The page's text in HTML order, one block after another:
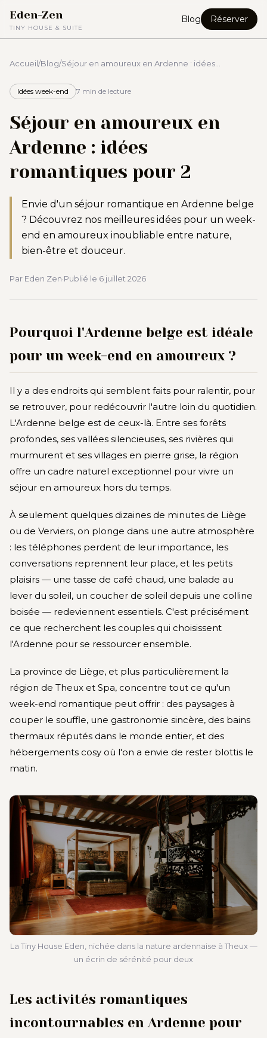
Eden-Zen
TINY HOUSE & SUITE
Blog Réserver
Accueil/Blog/Séjour en amoureux en Ardenne : idées
Idées week-end 7 min de lecture
Séjour en amoureux en
Ardenne : idées
romantiques pour 2
Envie d'un séjour romantique en Ardenne belge
? Découvrez nos meilleures idées pour un week-
end en amoureux inoubliable entre nature,
bien-être et douceur.
Par Eden Zen·Publié le 6 juillet 2026
Pourquoi l'Ardenne belge est idéale
pour un week-end en amoureux ?
Il y a des endroits qui semblent faits pour ralentir, pour
se retrouver, pour redécouvrir l'autre loin du quotidien.
L'Ardenne belge est de ceux-là. Entre ses forêts
profondes, ses vallées silencieuses, ses rivières qui
murmurent et ses villages en pierre grise, la région
offre un cadre naturel exceptionnel pour vivre un
séjour en amoureux hors du temps.
À seulement quelques dizaines de minutes de Liège
ou de Verviers, on plonge dans une autre atmosphère
: les téléphones perdent de leur importance, les
conversations reprennent leur place, et les petits
plaisirs — une tasse de café chaud, une balade au
lever du soleil, un coucher de soleil depuis une colline
boisée — redeviennent essentiels. C'est précisément
ce que recherchent les couples qui choisissent
l'Ardenne pour se ressourcer ensemble.
La province de Liège, et plus particulièrement la
région de Theux et Spa, concentre tout ce qu'un
week-end romantique peut offrir : des paysages à
couper le souffle, une gastronomie sincère, des bains
thermaux réputés dans le monde entier, et des
hébergements cosy où l'on a envie de rester blottis le
matin.
La Tiny House Eden, nichée dans la nature ardennaise à Theux —
un écrin de sérénité pour deux
Les activités romantiques
incontournables en Ardenne pour